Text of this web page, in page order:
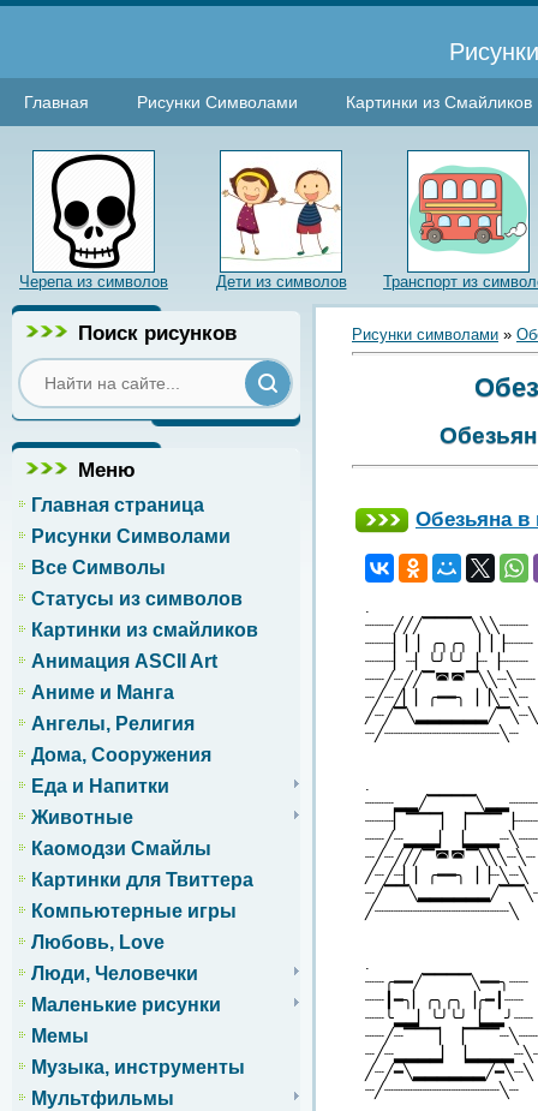
Главная Рисунки Символами Картинки из Смайликов
Черепа из символов Дети из символов Транспорт из
Поиск рисунков
Меню
Главная страница
Рисунки Символами
Все Символы
Статусы из символов
Картинки из смайликов
Анимация ASCII Art
Аниме и Манга
Ангелы, Религия
Дома, Сооружения
Еда и Напитки
Животные
Каомодзи Смайлы
Картинки для Твиттера
Компьютерные игры
Любовь, Love
Люди, Человечки
Маленькие рисунки
Мемы
Музыка, инструменты
Мультфильмы
Рисунки символами »
Обезьяна в
.
┈┈┈╱╱╱▔▔▔▔╲╲╲┈┈┈
┈┈┈▏▏▏╭╮╭╮▕▕▕┈┈┈
┈┈┈▏┈▏╰╯╰╯▕┈▕┈┈┈
┈┈╱┈╱╱▔◚◚▔╲╲┈╲┈┈
┈╱┈╱▏▏╭━━╮▕▕╲┈╲┈
╱┈╱▔╲▂▂▂▂▂▂╱▔╲┈╲
┈╱┈┈┈┈┈┈┈┈┈┈┈┈╲┈
.
┈┈┈▂▂╱▔▔▔▔╲▂▂┈┈┈
┈┈╱┈▂▂▂▏▕▂▂▂┈╲┈┈
┈╱┈╱╱╱▔◚◚▔╲╲╲┈╲┈
╱┈╱┈▏▏╭━━╮▕▕┈╲┈╲
╱┈┈┈┈┈┈┈┈┈┈┈┈┈┈╲
┈┈╭━━╱▔▔▔▔╲━━╮┈┈
┈┈┃━╮▏╭╮╭╮▕╭━┃┈┈
┈┈╰▂▂▏╰╯╰╯▕▂▂╯┈┈
┈┈╱┈▔▔▔▏▕▔▔▔┈╲┈┈
╱┈╱━╲▂▂▂▂▂▂╱━╲┈╲
┈╱┈┈┈┈┈┈┈┈┈┈┈┈╲┈